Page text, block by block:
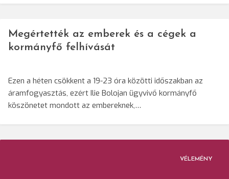
Megértették az emberek és a cégek a
kormányfő felhívását
Ezen a héten csökkent a 19-23 óra közötti időszakban az
áramfogyasztás, ezért Ilie Bolojan ügyvivő kormányfő
köszönetet mondott az embereknek,…
VÉLEMÉNY